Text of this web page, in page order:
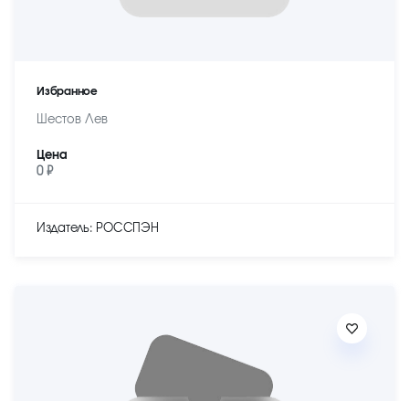
Избранное
Шестов Лев
Цена
0 ₽
Издатель: РОССПЭН